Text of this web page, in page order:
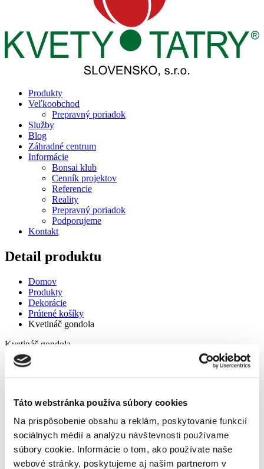
Táto webstránka používa súbory cookies
Na prispôsobenie obsahu a reklám, poskytovanie funkcií
sociálnych médií a analýzu návštevnosti používame
súbory cookie. Informácie o tom, ako používate naše
webové stránky, poskytujeme aj našim partnerom v
Produkty
Veľkoobchod
Prepravný poriadok
Služby
Blog
Záhradné centrum
Informácie
Bonsai klub
Cenník projektov
Referencie
Reality
Prepravný poriadok
Podporujeme
Kontakt
Detail produktu
Domov
Produkty
Dekorácie
Prútené košíky
Kvetináč gondola
Kvetináč gondola
Produkty
Dekorácie
Prútené košíky
Kvetináč gondola
Kvetináč gondola